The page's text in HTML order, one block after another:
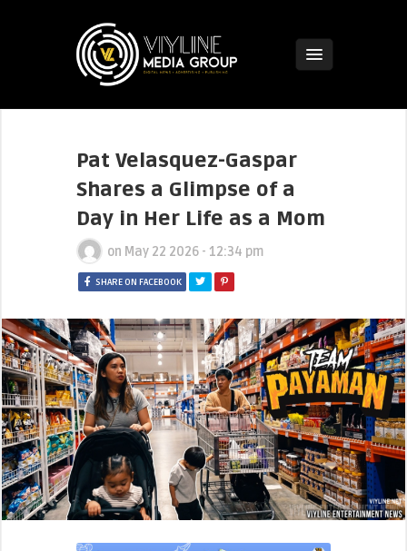
Pat Velasquez-Gaspar
Shares a Glimpse of a
Day in Her Life as a Mom
on May 22 2026 - 12:34 pm
SHARE ON FACEBOOK